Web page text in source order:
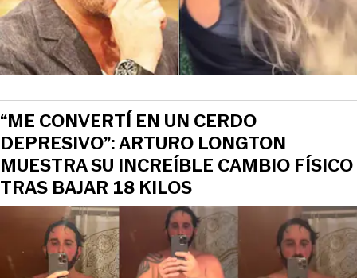
“ME CONVERTÍ EN UN CERDO
DEPRESIVO”: ARTURO LONGTON
MUESTRA SU INCREÍBLE CAMBIO FÍSICO
TRAS BAJAR 18 KILOS